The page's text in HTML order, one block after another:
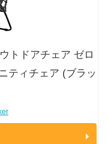
トドアチェア ゼロ
ティチェア (ブラッ